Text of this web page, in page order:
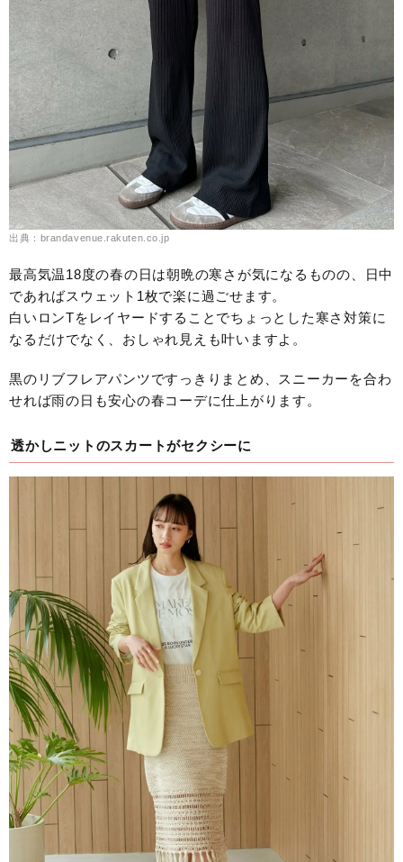
出典：brandavenue.rakuten.co.jp
最高気温18度の春の日は朝晩の寒さが気になるものの、日中
であればスウェット1枚で楽に過ごせます。
白いロンTをレイヤードすることでちょっとした寒さ対策に
なるだけでなく、おしゃれ見えも叶いますよ。
黒のリブフレアパンツですっきりまとめ、スニーカーを合わ
せれば雨の日も安心の春コーデに仕上がります。
透かしニットのスカートがセクシーに